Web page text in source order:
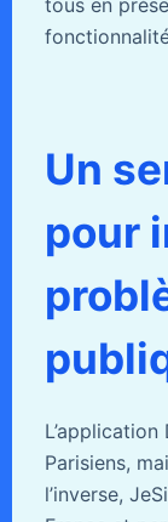
tous en
Un
pour
Parisiens,
l’inverse,